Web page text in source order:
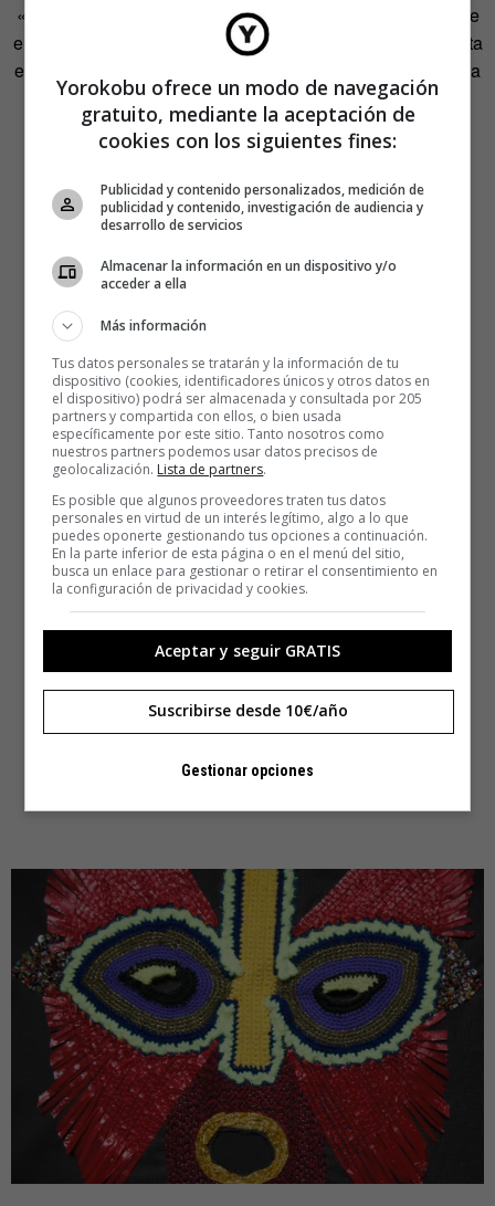
«Trabajo en series. Surge un tema y este tema se convierte
en una obsesión. Persigo esta obsesión hasta el final, hasta
el punto en que me canso de ella y se me ocurre una nueva
idea. Después de un tiempo, a veces vuelvo a una serie
anterior, por supuesto».
Yorokobu ofrece un modo de navegación
gratuito, mediante la aceptación de
cookies con los siguientes fines:
Publicidad y contenido personalizados, medición de
publicidad y contenido, investigación de audiencia y
desarrollo de servicios
Almacenar la información en un dispositivo y/o
acceder a ella
Más información
Tus datos personales se tratarán y la información de tu
dispositivo (cookies, identificadores únicos y otros datos en
el dispositivo) podrá ser almacenada y consultada por 205
partners y compartida con ellos, o bien usada
específicamente por este sitio. Tanto nosotros como
nuestros partners podemos usar datos precisos de
geolocalización. Lista de partners.
Es posible que algunos proveedores traten tus datos
personales en virtud de un interés legítimo, algo a lo que
puedes oponerte gestionando tus opciones a continuación.
En la parte inferior de esta página o en el menú del sitio,
busca un enlace para gestionar o retirar el consentimiento en
la configuración de privacidad y cookies.
Aceptar y seguir GRATIS
Suscribirse desde 10€/año
Gestionar opciones